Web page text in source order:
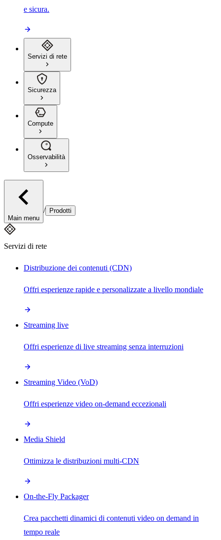
e sicura.
Servizi di rete
Sicurezza
Compute
Osservabilità
Main menu
/ Prodotti
Servizi di rete
Distribuzione dei contenuti (CDN)
Offri esperienze rapide e personalizzate a livello mondiale
Streaming live
Offri esperienze di live streaming senza interruzioni
Streaming Video (VoD)
Offri esperienze video on-demand eccezionali
Media Shield
Ottimizza le distribuzioni multi-CDN
On-the-Fly Packager
Crea pacchetti dinamici di contenuti video on demand in
tempo reale